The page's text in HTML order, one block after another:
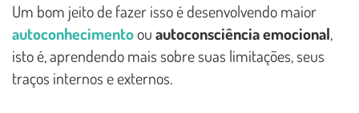
Um bom jeito de fazer isso é desenvolvendo maior
autoconhecimentoouautoconsciência emocional,
isto é, aprendendo mais sobre suas limitações, seus
traços internos e externos.